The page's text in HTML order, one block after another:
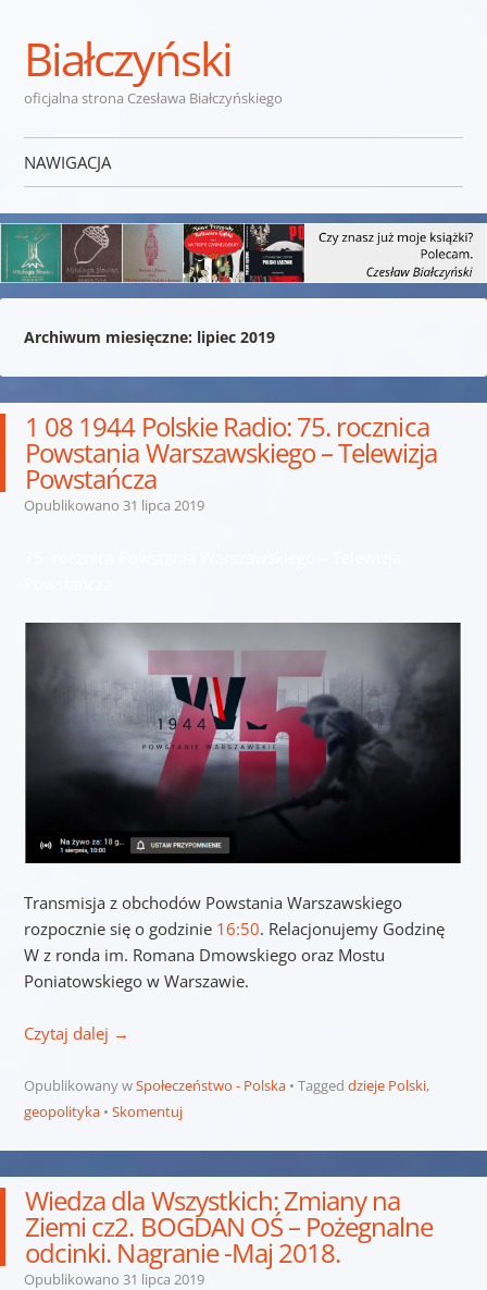
Białczyński
oficjalna strona Czesława Białczyńskiego
NAWIGACJA
Archiwum miesięczne: lipiec 2019
1 08 1944 Polskie Radio: 75. rocznica
Powstania Warszawskiego – Telewizja
Powstańcza
Opublikowano 31 lipca 2019
Transmisja z obchodów Powstania Warszawskiego
rozpocznie się o godzinie 16:50. Relacjonujemy Godzinę
W z ronda im. Romana Dmowskiego oraz Mostu
Poniatowskiego w Warszawie.
Czytaj dalej →
Opublikowany wSpołeczeństwo - Polska Tagged dzieje Polski,
geopolityka
Skomentuj
Wiedza dla Wszystkich: Zmiany na
Ziemi cz2. BOGDAN OŚ – Pożegnalne
odcinki. Nagranie -Maj 2018.
Opublikowano 31 lipca 2019